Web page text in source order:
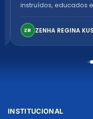
instruídos, educados
confortável. Perfeito!
ZR ZENHA REGINA
INSTITUCIONAL